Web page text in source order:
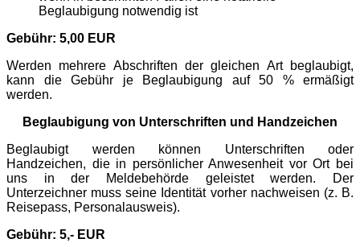
Beglaubigung notwendig ist
Gebühr: 5,00 EUR
Werden mehrere Abschriften der gleichen Art beglaubigt,
kann die Gebühr je
Beglaubigung auf 50 % ermäßigt
werden.
Beglaubigung von Unterschriften und Handzeichen
Beglaubigt werden können Unterschriften oder
Handzeichen, die in persönlicher Anwesenheit vor Ort bei
uns in der Meldebehörde geleistet werden. Der
Unterzeichner muss seine Identität vorher nachweisen (z. B.
Reisepass, Personalausweis).
Gebühr: 5,- EUR